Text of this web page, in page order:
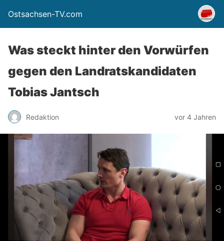
Ostsachsen-TV.com
Was steckt hinter den Vorwürfen
gegen den Landratskandidaten
Tobias Jantsch
Redaktion vor 4 Jahren